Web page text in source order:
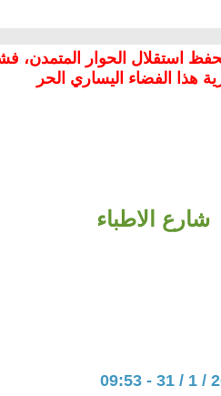
تحفظ استقلال الحوار المتمدن،
هذا الفضاء اليساري الحر
شارع الاطباء